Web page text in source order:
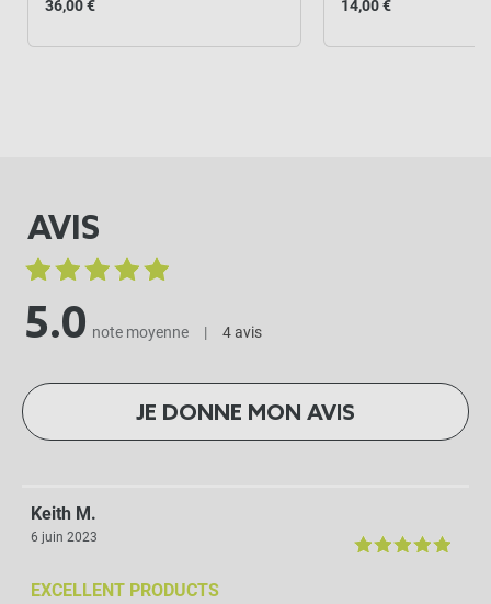
36,00 € 14,00 €
AVIS
5.0 note moyenne | 4 avis
JE DONNE MON AVIS
Keith M.
6 juin 2023
EXCELLENT PRODUCTS